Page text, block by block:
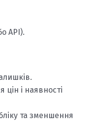
API).
і наявності
та зменшення